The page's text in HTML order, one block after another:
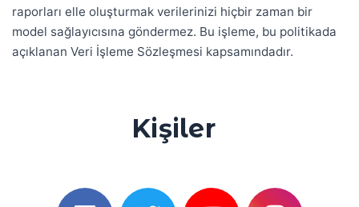
raporları elle oluşturmak verilerinizi hiçbir zaman bir
model sağlayıcısına göndermez. Bu işleme, bu politikada
açıklanan Veri İşleme Sözleşmesi kapsamındadır.
Kişiler